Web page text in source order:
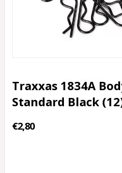
Traxxas 1834A
Standard Black
€2,80